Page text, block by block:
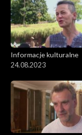
Informacje kulturalne
24.08.2023